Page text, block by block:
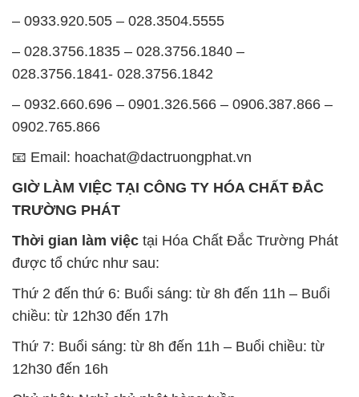
TRƯỜNG PHÁT
Thời gian làm việctại Hóa Chất Đắc Trường Phát
được tổ chức như sau:
Thứ 2 đến thứ 6: Buổi sáng: từ 8h đến 11h – Buổi
chiều: từ 12h30 đến 17h
Thứ 7: Buổi sáng: từ 8h đến 11h – Buổi chiều: từ
Chủ nhật: Nghỉ chủ nhật hàng tuần
Chúng tôi rất trân trọng thời gian và cam kết tuân
thủ giờ làm việc để đảm bảo sự hỗ trợ tốt nhất cho
nhất của nhân viên.
TRƯỜNG PHÁT